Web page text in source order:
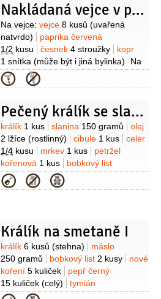
1 balení
petržel kadeřavá/kudrnka
1 lžíce
(čerstvá, nasekaná)
Nakládaná vejce v pikantním nálevu
Suroviny
Na vejce: vejce 8 kusů (uvařená
natvrdo)
paprika červená
1/2 kusu česnek 4 stroužky
kopr
1 snítka (může být i jiná bylinka)
Na
nálev:
voda
150 mililitrů
cukr1 lžíce (nebo 2)
sůl
5 kuliček
semínko hořčičné 1/2lžičky
(kávová lžička)
bobkový list 2 kusy
Kategorie
Pečený králík se slaninou a teplou šunkou
Suroviny
králík 1 kus slanina 150 gramů
olej
2 lžíce (rostlinný) cibule 1 kus
celer
1/4 kusu mrkev 1 kus
petržel
kořenová 1 kus
bobkový list
2 listy
nové koření
Kategorie
Králík na smetaně I
Suroviny
králík 6 kusů (stehna)
máslo
250 gramů
bobkový list 2 kusy
nové
koření 5 kuliček
pepř černý
15 kuliček (celý)
tymián
2 snítky
cibule